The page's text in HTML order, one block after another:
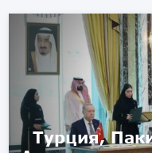
Турция,